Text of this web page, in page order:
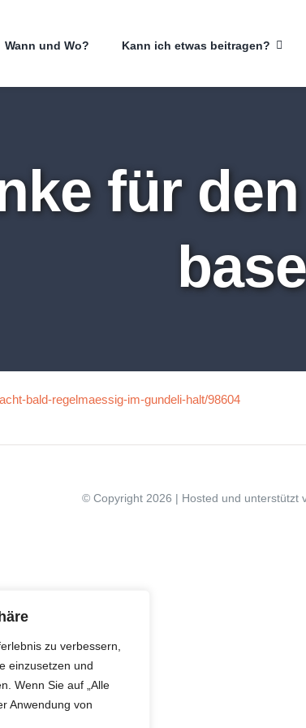
zu verbessern,
einzusetzen und
Wenn Sie auf „Alle
Anwendung von
Wann und Wo? Kann ich etwas beitragen?
für
bald-regelmaessig-im-gundeli-halt/98604
© Copyright 2026 | Hosted und unterstützt